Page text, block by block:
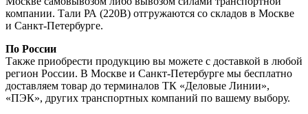
компании. Тали РА (220В) отгружаются со складов в Москве
и Санкт-Петербурге.
По России
Также приобрести продукцию вы можете с доставкой в любой
регион России. В Москве и Санкт-Петербурге мы бесплатно
доставляем товар до терминалов ТК «Деловые Линии»,
«ПЭК», других транспортных компаний по вашему выбору.